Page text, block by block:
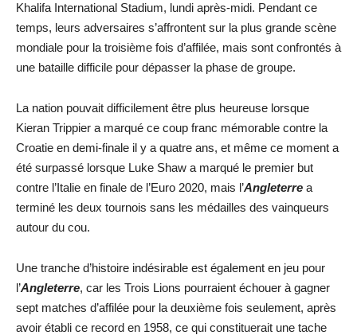
Khalifa International Stadium, lundi après-midi. Pendant ce
temps, leurs adversaires s’affrontent sur la plus grande scène
mondiale pour la troisième fois d’affilée, mais sont confrontés à
une bataille difficile pour dépasser la phase de groupe.
La nation pouvait difficilement être plus heureuse lorsque
Kieran Trippier a marqué ce coup franc mémorable contre la
Croatie en demi-finale il y a quatre ans, et même ce moment a
été surpassé lorsque Luke Shaw a marqué le premier but
contre l’Italie en finale de l’Euro 2020, mais l’Angleterre a
terminé les deux tournois sans les médailles des vainqueurs
autour du cou.
Une tranche d’histoire indésirable est également en jeu pour
l’Angleterre, car les Trois Lions pourraient échouer à gagner
sept matches d’affilée pour la deuxième fois seulement, après
avoir établi ce record en 1958, ce qui constituerait une tache